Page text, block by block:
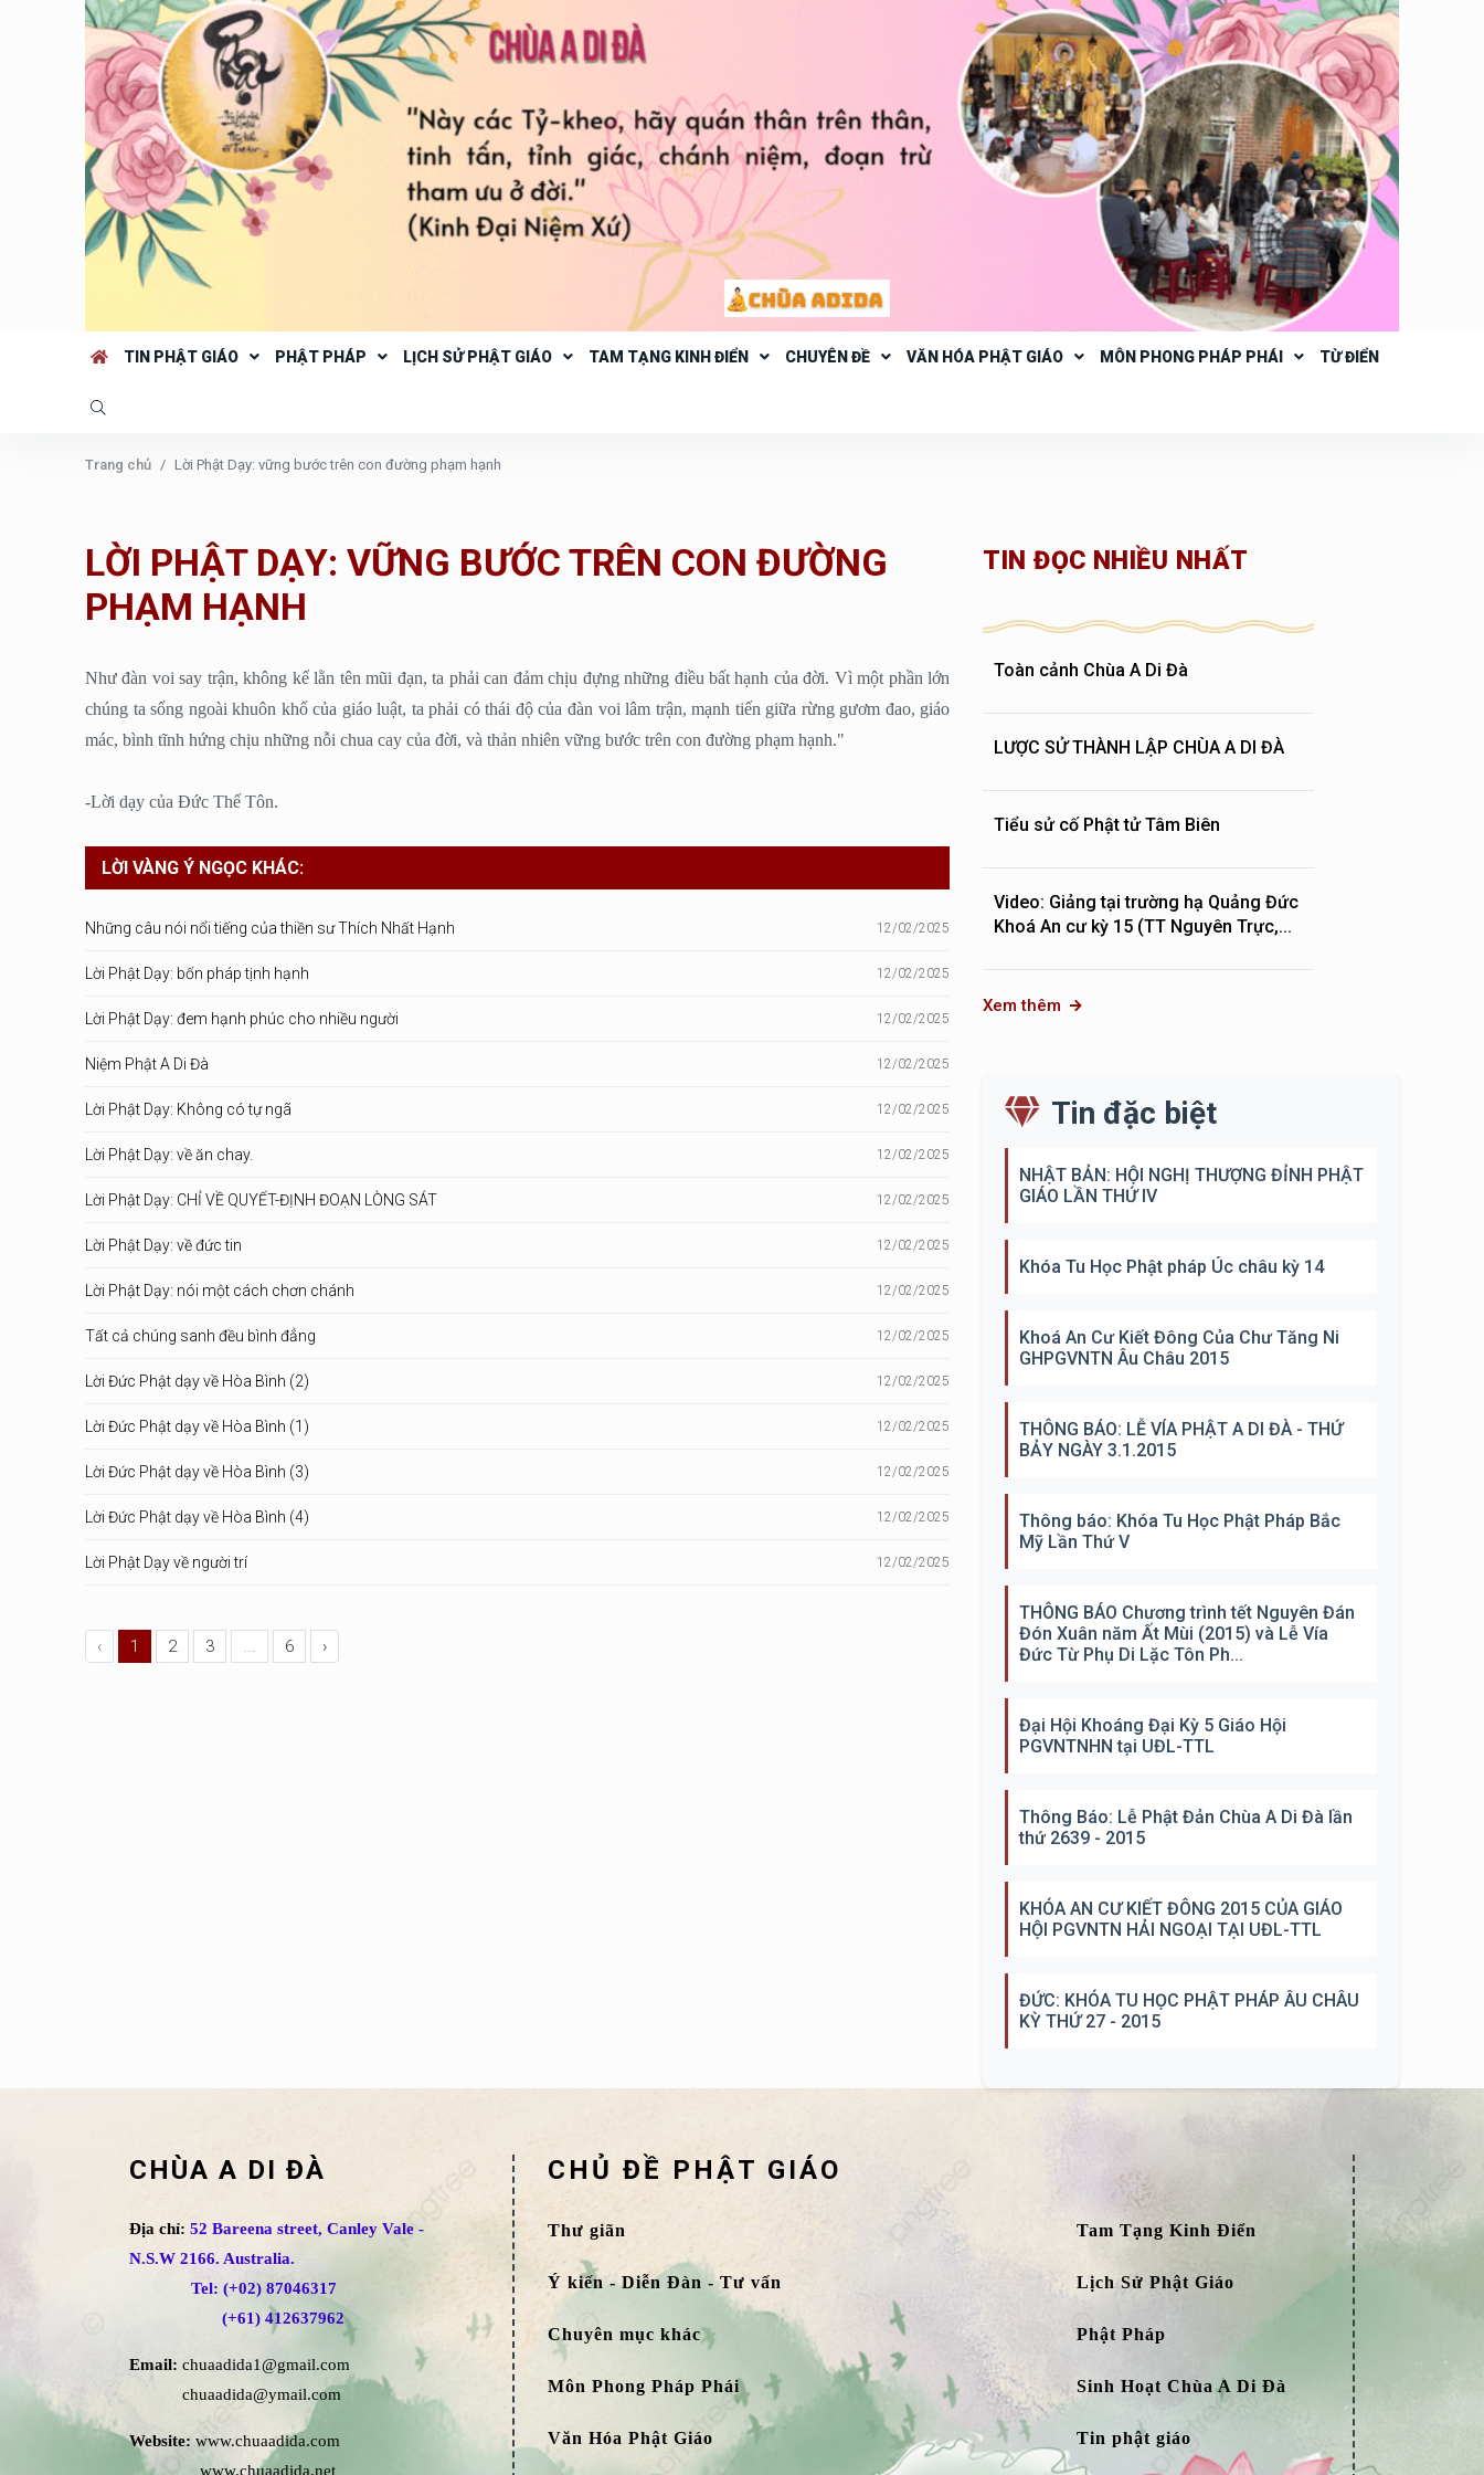
TIN PHẬT GIÁO PHẬT PHÁP LỊCH SỬ PHẬT GIÁO TAM TẠNG KINH ĐIỂN CHUYÊN ĐỀ VĂN HÓA PHẬT GIÁO MÔN PHONG PHÁP PHÁI TỪ ĐIỂN
Trang chủ Lời Phật Dạy: vững bước trên con đường phạm hạnh
LỜI PHẬT DẠY: VỮNG BƯỚC TRÊN CON ĐƯỜNG
PHẠM HẠNH
Như đàn voi say trận, không kể lằn tên mũi đạn, ta phải can đảm chịu đựng những điều bất hạnh của đời. Vì một phần lớn
chúng ta sống ngoài khuôn khổ của giáo luật, ta phải có thái độ của đàn voi lâm trận, mạnh tiến giữa rừng gươm đao, giáo
mác, bình tĩnh hứng chịu những nỗi chua cay của đời, và thản nhiên vững bước trên con đường phạm hạnh."
-Lời dạy của Đức Thế Tôn.
LỜI VÀNG Ý NGỌC KHÁC:
Những câu nói nổi tiếng của thiền sư Thích Nhất Hạnh 12/02/2025
Lời Phật Dạy: bốn pháp tịnh hạnh 12/02/2025
Lời Phật Dạy: đem hạnh phúc cho nhiều người 12/02/2025
Niệm Phật A Di Đà 12/02/2025
Lời Phật Dạy: Không có tự ngã 12/02/2025
Lời Phật Dạy: về ăn chay. 12/02/2025
Lời Phật Dạy: CHỈ VỀ QUYẾT-ĐỊNH ĐOẠN LÒNG SÁT 12/02/2025
Lời Phật Dạy: về đức tin 12/02/2025
Lời Phật Dạy: nói một cách chơn chánh 12/02/2025
Tất cả chúng sanh đều bình đẳng 12/02/2025
Lời Đức Phật dạy về Hòa Bình (2) 12/02/2025
Lời Đức Phật dạy về Hòa Bình (1) 12/02/2025
Lời Đức Phật dạy về Hòa Bình (3) 12/02/2025
Lời Đức Phật dạy về Hòa Bình (4) 12/02/2025
Lời Phật Dạy về người trí 12/02/2025
‹ 1 2 3 ... 6 ›
TIN ĐỌC NHIỀU NHẤT
Toàn cảnh Chùa A Di Đà
LƯỢC SỬ THÀNH LẬP CHÙA A DI ĐÀ
Tiểu sử cố Phật tử Tâm Biên
Video: Giảng tại trường hạ Quảng Đức
Khoá An cư kỳ 15 (TT Nguyên Trực,...
Xem thêm
Tin đặc biệt
NHẬT BẢN: HỘI NGHỊ THƯỢNG ĐỈNH PHẬT
GIÁO LẦN THỨ IV
Khóa Tu Học Phật pháp Úc châu kỳ 14
Khoá An Cư Kiết Đông Của Chư Tăng Ni
GHPGVNTN Âu Châu 2015
THÔNG BÁO: LỄ VÍA PHẬT A DI ĐÀ - THỨ
BẢY NGÀY 3.1.2015
Thông báo: Khóa Tu Học Phật Pháp Bắc
Mỹ Lần Thứ V
THÔNG BÁO Chương trình tết Nguyên Đán
Đón Xuân năm Ất Mùi (2015) và Lễ Vía
Đức Từ Phụ Di Lặc Tôn Ph...
Đại Hội Khoáng Đại Kỳ 5 Giáo Hội
PGVNTNHN tại UĐL-TTL
Thông Báo: Lễ Phật Đản Chùa A Di Đà lần
thứ 2639 - 2015
KHÓA AN CƯ KIẾT ĐÔNG 2015 CỦA GIÁO
HỘI PGVNTN HẢI NGOẠI TẠI UĐL-TTL
ĐỨC: KHÓA TU HỌC PHẬT PHÁP ÂU CHÂU
KỲ THỨ 27 - 2015
CHÙA A DI ĐÀ
Địa chỉ: 52 Bareena street, Canley Vale -
N.S.W 2166. Australia.
Tel: (+02) 87046317
(+61) 412637962
Email: chuaadida1@gmail.com
chuaadida@ymail.com
Website: www.chuaadida.com
www.chuaadida.net
CHỦ ĐỀ PHẬT GIÁO
Thư giãn
Ý kiến - Diễn Đàn - Tư vấn
Chuyên mục khác
Môn Phong Pháp Phái
Văn Hóa Phật Giáo
Tam Tạng Kinh Điển
Lịch Sử Phật Giáo
Phật Pháp
Sinh Hoạt Chùa A Di Đà
Tin phật giáo